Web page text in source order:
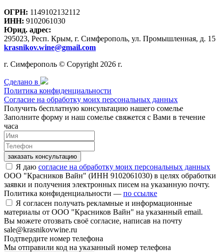
ОГРН: 1149102132112
ИНН: 9102061030
Юрид. адрес:
295023, Респ. Крым, г. Симферополь, ул. Промышленная, д. 15
krasnikov.wine@gmail.com
г. Симферополь © Copyright 2026 г.
Сделано в
Политика конфиденциальности
Согласие на обработку моих персональных данных
Получить бесплатную консультацию нашего сомелье
Заполните форму и наш сомелье свяжется с Вами в течение
часа
заказать консультацию
Я даю согласие на обработку моих персональных данных
ООО "Красников Вайн" (ИНН 9102061030) в целях обработки
заявки и получения электронных писем на указанную почту.
Политика конфиденциальности — по ссылке
Я согласен получать рекламные и информационные
материалы от ООО "Красников Вайн" на указанный email.
Вы можете отозвать своё согласие, написав на почту
sale@krasnikovwine.ru
Подтвердите номер телефона
Мы отправили код на указанный номер телефона